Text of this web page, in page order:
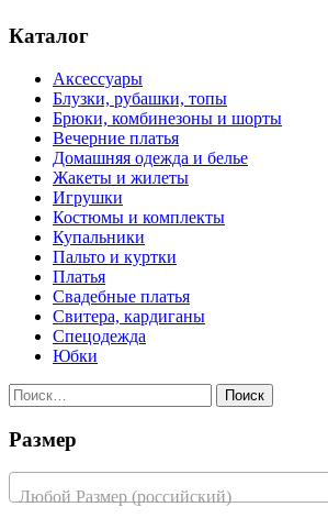
Каталог
Аксессуары
Блузки, рубашки, топы
Брюки, комбинезоны и шорты
Вечерние платья
Домашняя одежда и белье
Жакеты и жилеты
Игрушки
Костюмы и комплекты
Купальники
Пальто и куртки
Платья
Свадебные платья
Свитера, кардиганы
Спецодежда
Юбки
Найти:
Размер
Любой Размер (российский)